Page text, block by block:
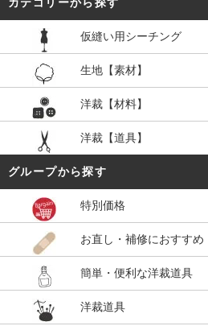
仮縫い用シーチング
生地【素材】
洋裁【材料】
洋裁【道具】
グループから探す
特別価格
お直し・補修におすすめ
簡単・便利な洋裁道具
洋裁道具